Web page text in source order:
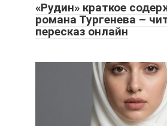
«Рудин» краткое
романа Тургенева –
пересказ онлайн